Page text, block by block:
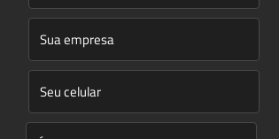
Evento | “Projeto Piloto Eólica
Offshore: Oportunidades para o Rio
de Janeiro no contexto da transição
energética”
Hoje, dia 05/12, acontece na sede do Instituto Brasileiro de